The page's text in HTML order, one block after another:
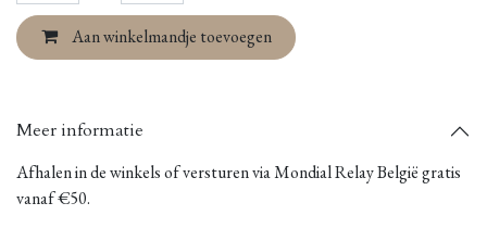
Aan winkelmandje toevoegen
Meer informatie
Afhalen in de winkels of versturen via Mondial Relay België gratis
vanaf €50.